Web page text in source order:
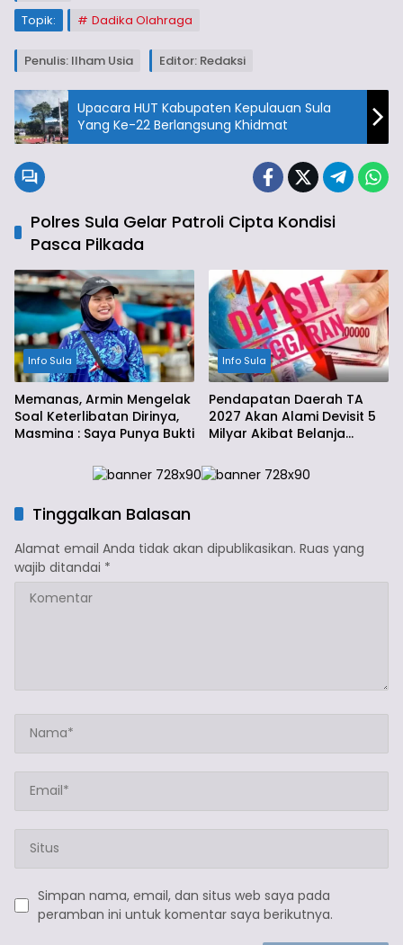
Topik:
Dadika Olahraga
Penulis: Ilham Usia Editor: Redaksi
Upacara HUT Kabupaten Kepulauan Sula
Yang Ke-22 Berlangsung Khidmat
Polres Sula Gelar Patroli Cipta Kondisi
Pasca Pilkada
Info Sula
Memanas, Armin Mengelak
Soal Keterlibatan Dirinya,
Masmina : Saya Punya Bukti
Info Sula
Pendapatan Daerah TA
2027 Akan Alami Devisit 5
Milyar Akibat Belanja
Tinggalkan Balasan
Alamat email Anda tidak akan dipublikasikan. Ruas yang
wajib ditandai *
Simpan nama, email, dan situs web saya pada
peramban ini untuk komentar saya berikutnya.